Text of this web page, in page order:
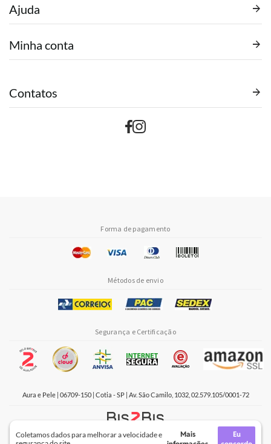
Coletamos dados para melhorar a velocidade e
Mais
Eu
Ajuda
Minha conta
Contatos
Forma de pagamento
Métodos de envio
Segurança e Certificação
Aura e Pele | 06709-150 | Cotia - SP | Av. São Camilo, 1032, 02.579.105/0001-72
Crie sua loja virtualcom a melhor empresa de e-commerce do Brasil.